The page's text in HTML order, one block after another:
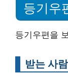
등기우
등기우편을
받는 사